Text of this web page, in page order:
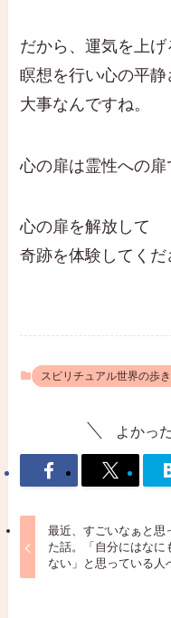
だから、運気を上げ
瞑想を行い心の平
大事なんですね。
心の扉は霊性への扉
心の扉を解放して
奇跡を体験してくだ
スピリチュアル世界の歩
よかっ
最近、すごいなぁと思
た話。「自分にはなに
ない」と思っている人